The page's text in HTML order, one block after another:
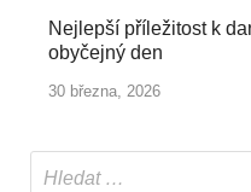
Nejlepší příležitost k
obyčejný den
30 března, 2026